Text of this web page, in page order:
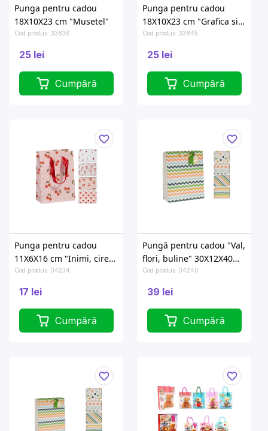
Punga pentru cadou
18X10X23 cm "Musetel"
Cod produs: 33836
25 lei
Cumpără
Punga pentru cadou
18X10X23 cm "Grafica si
flori"
Cod produs: 33845
25 lei
Cumpără
Punga pentru cadou
11X6X16 cm "Inimi, ciresi,
fundite"
Cod produs: 34234
17 lei
Cumpără
Pungă pentru cadou "Val,
flori, buline" 30X12X40
cm
Cod produs: 34240
39 lei
Cumpără